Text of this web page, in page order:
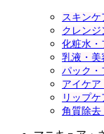
スキンケ
クレンジ
化粧水・
乳液・美
パック・
アイケア
リップ
角質除去